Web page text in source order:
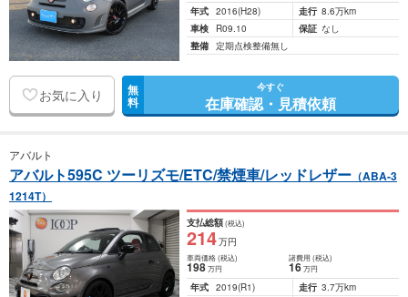
年式 2016(H28) 走行 8.6万km
車検
R09.10 保証 なし
整備 定期点検整備無し
お気に入り 無
料
今すぐ
在庫確認・見積依頼
アバルト
アバルト595C ツーリズモ/ETC/禁煙車/レッドレザー （ABA-3
1214T）
支払総額(税込)
214万円
車両価格(税込)
198万円
諸費用 (税込)
16 万円
年式 2019(R1) 走行 3.7万km